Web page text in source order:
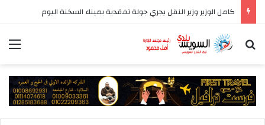
بحث عن